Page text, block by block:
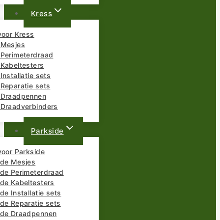
Kress
Kress
sets
sets
Parkside
Parkside
Mesjes
Perimeterdraad
Kabeltesters
Installatie sets
Reparatie sets
Draadpennen